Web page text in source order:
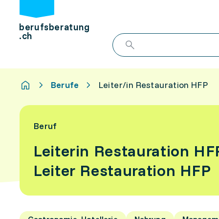
berufsberatung
.ch
Berufe Leiter/in Restauration HFP
Beruf
Leiterin Restauration
Leiter Restauration HFP